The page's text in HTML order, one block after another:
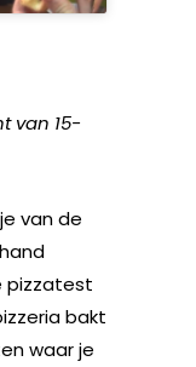
van 15-
van de
pizzatest
bakt
waar je